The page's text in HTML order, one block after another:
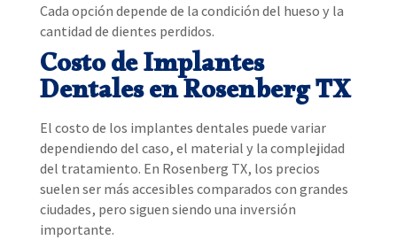
Cada opción depende de la condición del hueso y la
cantidad de dientes perdidos.
Costo de Implantes
Dentales en Rosenberg TX
El costo de los implantes dentales puede variar
dependiendo del caso, el material y la complejidad
del tratamiento. En Rosenberg TX, los precios
suelen ser más accesibles comparados con grandes
ciudades, pero siguen siendo una inversión
importante.